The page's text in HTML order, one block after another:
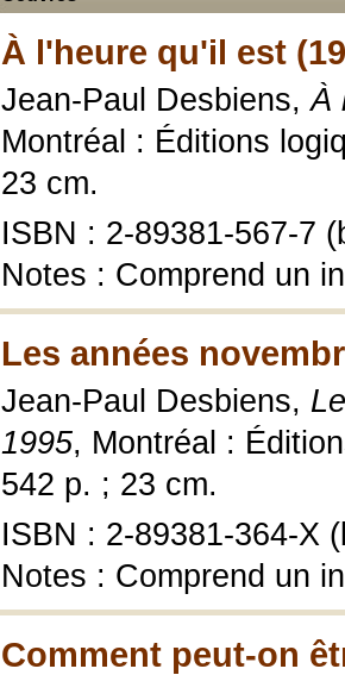
À l'heure qu'il est
Jean-Paul Desbiens,À
Montréal : Éditions
23 cm.
ISBN : 2-89381-567-7
Notes : Comprend un
Les années
Jean-Paul Desbiens,
1995, Montréal :
542 p. ; 23 cm.
ISBN : 2-89381-364-X
Notes : Comprend un
Comment peut-on